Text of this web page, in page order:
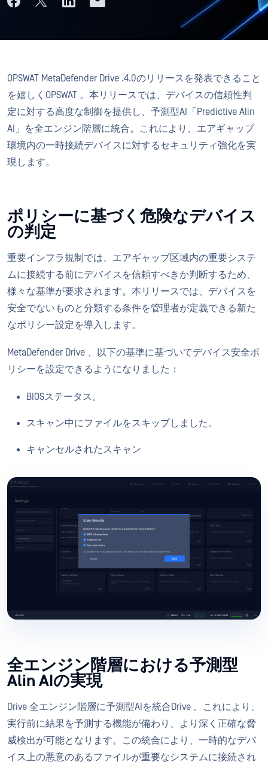
OPSWAT MetaDefender Drive .4.0のリリースを発表できること
を嬉しくOPSWAT 。本リリースでは、デバイスの信頼性判
定に対する高度な制御を提供し、予測型AI「Predictive Alin
AI」を全エンジン階層に統合。これにより、エアギャップ
環境内の一時接続デバイスに対するセキュリティ強化を実
現します。
ポリシーに基づく危険なデバイス
の判定
重要インフラ規制では、エアギャップ区域内の重要システ
ムに接続する前にデバイスを信頼すべきか判断するため、
様々な基準が要求されます。本リリースでは、デバイスを
安全でないものと分類する条件を管理者が定義できる新た
なポリシー設定を導入します。
MetaDefender Drive 、以下の基準に基づいてデバイス安全ポ
リシーを設定できるようになりました：
BIOSステータス。
スキャン中にファイルをスキップしました。
キャンセルされたスキャン
全エンジン階層における予測型
Alin AIの実現
Drive 全エンジン階層に予測型AIを統合Drive 。これにより、
実行前に結果を予測する機能が備わり、より深く正確な脅
威検出が可能となります。この統合により、一時的なデバ
イス上の悪意のあるファイルが重要なシステムに接続され